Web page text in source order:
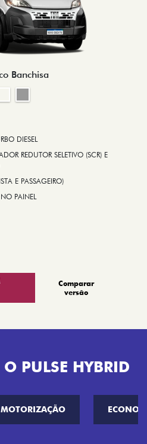
Banchisa
DIESEL
REDUTOR SELETIVO (SCR) E
E PASSAGEIRO)
PAINEL
Comparar
versão
PULSE HYBRID
MOTORIZAÇÃO